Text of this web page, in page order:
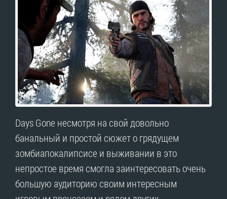
Days Gone несмотря на свой довольно
банальный и простой сюжет о грядущем
зомбиапокалипсисе и выживании в это
непростое время смогла заинтересовать очень
большую аудиторию своим интересным